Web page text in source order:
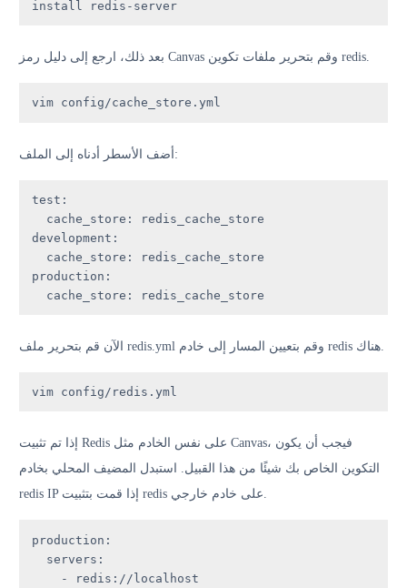
install redis-server
بعد ذلك، ارجع إلى دليل رمز Canvas وقم بتحرير ملفات تكوين redis.
vim config/cache_store.yml
أضف الأسطر أدناه إلى الملف:
test :
cache_store :
redis_cache_store
development :
cache_store :
redis_cache_store
production :
cache_store : redis_cache_store
الآن قم بتحرير ملف redis.yml وقم بتعيين المسار إلى خادم redis هناك.
vim config/redis.yml
إذا تم تثبيت Redis على نفس الخادم مثل Canvas، فيجب أن يكون
التكوين الخاص بك شيئًا من هذا القبيل. استبدل المضيف المحلي بخادم
redis IP إذا قمت بتثبيت redis على خادم خارجي.
production :
servers :
    -